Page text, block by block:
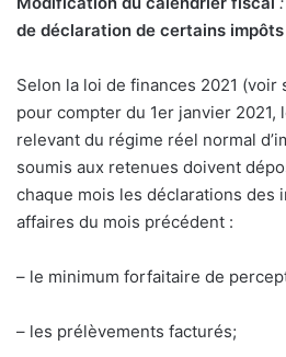
de déclaration de certains impôts
Selon la loi de finances 2021 (voir
pour compter du 1er janvier 2021,
relevant du régime réel normal
soumis aux retenues doivent
chaque mois les déclarations des
affaires du mois précédent :
– le minimum forfaitaire de
– les prélèvements facturés;